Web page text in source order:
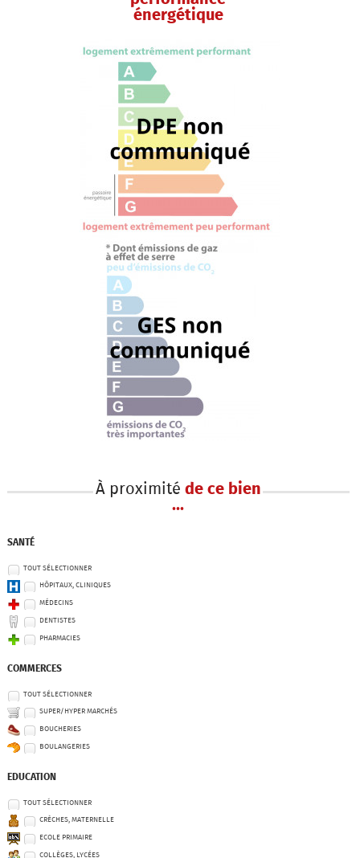
énergétique
À proximité de ce bien
...
SANTÉ
TOUT SÉLECTIONNER
HÔPITAUX, CLINIQUES
MÉDECINS
DENTISTES
PHARMACIES
COMMERCES
TOUT SÉLECTIONNER
SUPER/HYPER MARCHÉS
BOUCHERIES
BOULANGERIES
EDUCATION
TOUT SÉLECTIONNER
CRÈCHES, MATERNELLE
ECOLE PRIMAIRE
COLLÈGES, LYCÉES